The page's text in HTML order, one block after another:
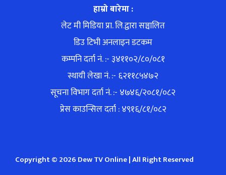
हाम्रो बारेमा :
लेट मी मिडिया प्रा. लि.द्वारा सञ्चालित
डिउ टिभी अनलाइन डटकम
कम्पनि दर्ता नं. :- ३४११०२/८०/०८१
स्थायी लेखा नं. :- ६२११८५४७२
सूचना विभाग दर्ता नं. :- ४७४६/२०८१/०८२
प्रेस काउन्सिल दर्ता : ४९१६/८१/०८२
Copyright © 2026 Dew TV Online | All Right Reserved